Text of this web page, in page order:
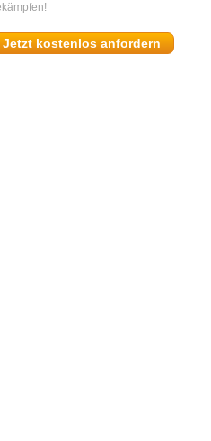
Jetzt kostenlos anfordern